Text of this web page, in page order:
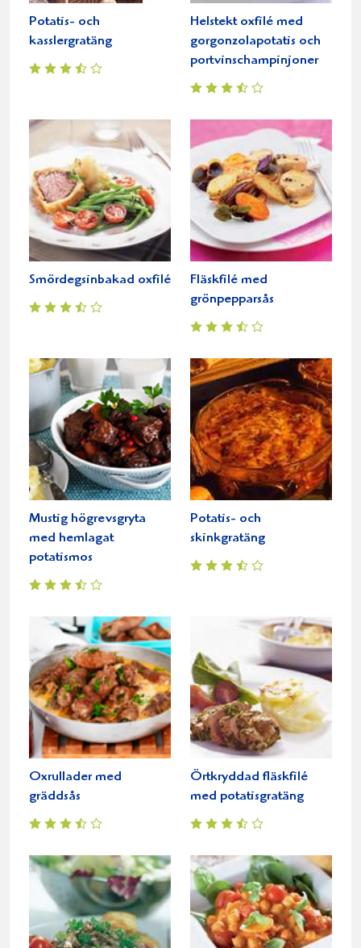
Potatis- och
kasslergratäng
Helstekt oxfilé med
gorgonzolapotatis och
portvinschampinjoner
Smördegsinbakad oxfilé
Fläskfilé med
grönpepparsås
Mustig högrevsgryta
med hemlagat
potatismos
Potatis- och
skinkgratäng
Oxrullader med
gräddsås
Örtkryddad fläskfilé
med potatisgratäng